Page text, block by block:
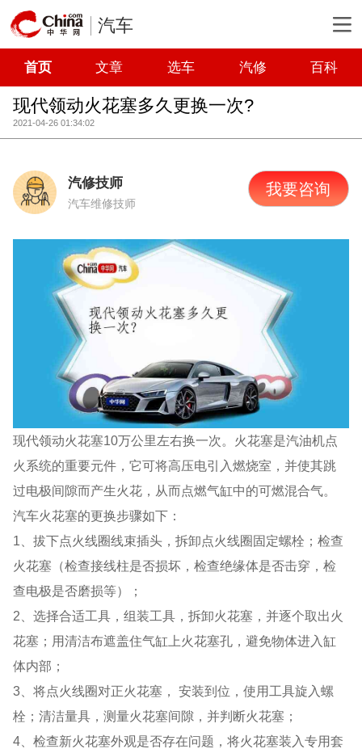
汽车
首页 文章 选车 汽修 百科
现代领动火花塞多久更换一次?
2021-04-26 01:34:02
汽修技师
汽车维修技师
我要咨询
现代领动火花塞10万公里左右换一次。火花塞是汽油机点
火系统的重要元件，它可将高压电引入燃烧室，并使其跳
过电极间隙而产生火花，从而点燃气缸中的可燃混合气。
汽车火花塞的更换步骤如下：
1、拔下点火线圈线束插头，拆卸点火线圈固定螺栓；检查
火花塞（检查接线柱是否损坏，检查绝缘体是否击穿，检
查电极是否磨损等）；
2、选择合适工具，组装工具，拆卸火花塞，并逐个取出火
花塞；用清洁布遮盖住气缸上火花塞孔，避免物体进入缸
体内部；
3、将点火线圈对正火花塞， 安装到位，使用工具旋入螺
栓；清洁量具，测量火花塞间隙，并判断火花塞；
4、检查新火花塞外观是否存在问题，将火花塞装入专用套